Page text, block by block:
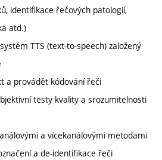
identifikace řečových patologií,
atd.)
TTS (text-to-speech) založený
a provádět kódování řeči
testy kvality a srozumitelnosti
a vícekanálovými metodami
a de-identifikace řeči